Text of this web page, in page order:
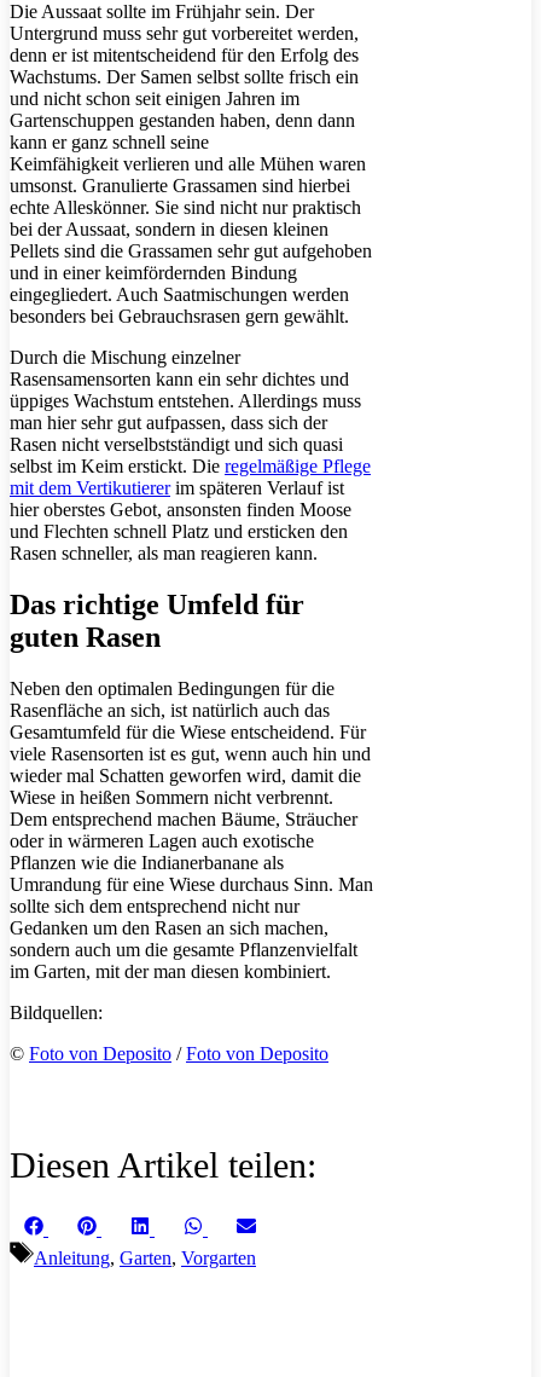
Die Aussaat sollte im Frühjahr sein. Der
Untergrund muss sehr gut vorbereitet werden,
denn er ist mitentscheidend für den Erfolg des
Wachstums. Der Samen selbst sollte frisch ein
und nicht schon seit einigen Jahren im
Gartenschuppen gestanden haben, denn dann
kann er ganz schnell seine
Keimfähigkeit verlieren und alle Mühen waren
umsonst. Granulierte Grassamen sind hierbei
echte Alleskönner. Sie sind nicht nur praktisch
bei der Aussaat, sondern in diesen kleinen
Pellets sind die Grassamen sehr gut aufgehoben
und in einer keimfördernden Bindung
eingegliedert. Auch Saatmischungen werden
besonders bei Gebrauchsrasen gern gewählt.
Durch die Mischung einzelner
Rasensamensorten kann ein sehr dichtes und
üppiges Wachstum entstehen. Allerdings muss
man hier sehr gut aufpassen, dass sich der
Rasen nicht verselbstständigt und sich quasi
selbst im Keim erstickt. Die regelmäßige Pflege
mit dem Vertikutiererim späteren Verlauf ist
hier oberstes Gebot, ansonsten finden Moose
und Flechten schnell Platz und ersticken den
Rasen schneller, als man reagieren kann.
Das richtige Umfeld für
guten Rasen
Neben den optimalen Bedingungen für die
Rasenfläche an sich, ist natürlich auch das
Gesamtumfeld für die Wiese entscheidend. Für
viele Rasensorten ist es gut, wenn auch hin und
wieder mal Schatten geworfen wird, damit die
Wiese in heißen Sommern nicht verbrennt.
Dem entsprechend machen Bäume, Sträucher
oder in wärmeren Lagen auch exotische
Pflanzen wie die Indianerbanane als
Umrandung für eine Wiese durchaus Sinn. Man
sollte sich dem entsprechend nicht nur
Gedanken um den Rasen an sich machen,
sondern auch um die gesamte Pflanzenvielfalt
im Garten, mit der man diesen kombiniert.
Bildquellen:
© Foto von Deposito /Foto von Deposito
Diesen Artikel teilen:
Share
on
FacebookShare
Pinterest Share
LinkedInShare
WhatsApp
Share
Schlagwörter
Anleitung, Garten, Vorgarten